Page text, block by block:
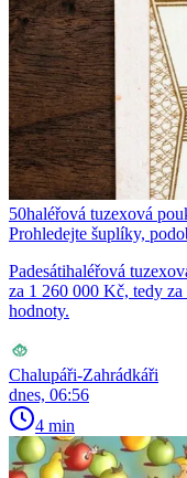
50haléřová tuzexová
Prohledejte šuplíky,
Padesátihaléřová
za 1 260 000 Kč, tedy
hodnoty.
Chalupáři-Zahrádkáři
dnes, 06:56
4 min